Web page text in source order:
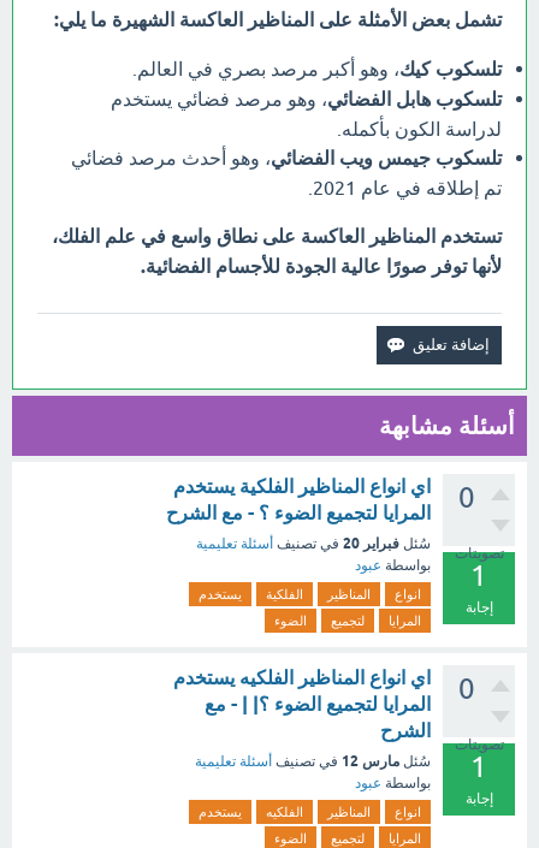
تشمل بعض الأمثلة على المناظير العاكسة الشهيرة ما يلي:
تلسكوب كيك، وهو أكبر مرصد بصري في العالم.
تلسكوب هابل الفضائي، وهو مرصد فضائي يستخدم
لدراسة الكون بأكمله.
تلسكوب جيمس ويب الفضائي، وهو أحدث مرصد فضائي
تم إطلاقه في عام 2021.
تستخدم المناظير العاكسة على نطاق واسع في علم الفلك،
لأنها توفر صورًا عالية الجودة للأجسام الفضائية.
أسئلة مشابهة
0
تصويتات
1
إجابة
اي انواع المناظير الفلكية يستخدم
المرايا لتجميع الضوء ؟ - مع الشرح
سُئل فبراير 20 في تصنيف أسئلة تعليمية
بواسطة عبود
انواع المناظير الفلكية
يستخدم
المرايا
لتجميع الضوء
0
تصويتات
1
إجابة
اي انواع المناظير الفلكيه يستخدم
المرايا لتجميع الضوء ؟| | - مع
الشرح
سُئل مارس 12 في تصنيف أسئلة تعليمية
بواسطة عبود
انواع المناظير الفلكيه
يستخدم
المرايا
لتجميع الضوء